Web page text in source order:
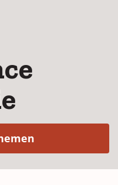
(Opens in a